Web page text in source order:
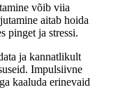
võib viia
aitab hoida
pinget ja stressi.
ja kannatlikult
Impulsiivne
kaaluda erinevaid